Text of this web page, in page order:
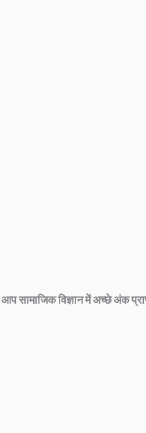
आप सामाजिक विज्ञान में अच्छे अंक